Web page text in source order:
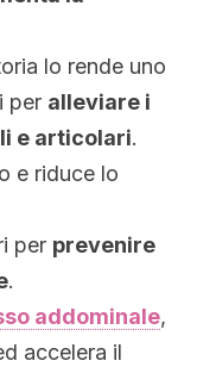
lo rende uno
per alleviare i
e articolari.
e riduce lo
per prevenire
.
addominale,
accelera il